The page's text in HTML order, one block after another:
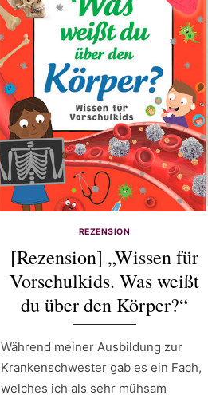
REZENSION
[Rezension] „Wissen für
Vorschulkids. Was weißt
du über den Körper?“
Während meiner Ausbildung zur
Krankenschwester gab es ein Fach,
welches ich als sehr mühsam